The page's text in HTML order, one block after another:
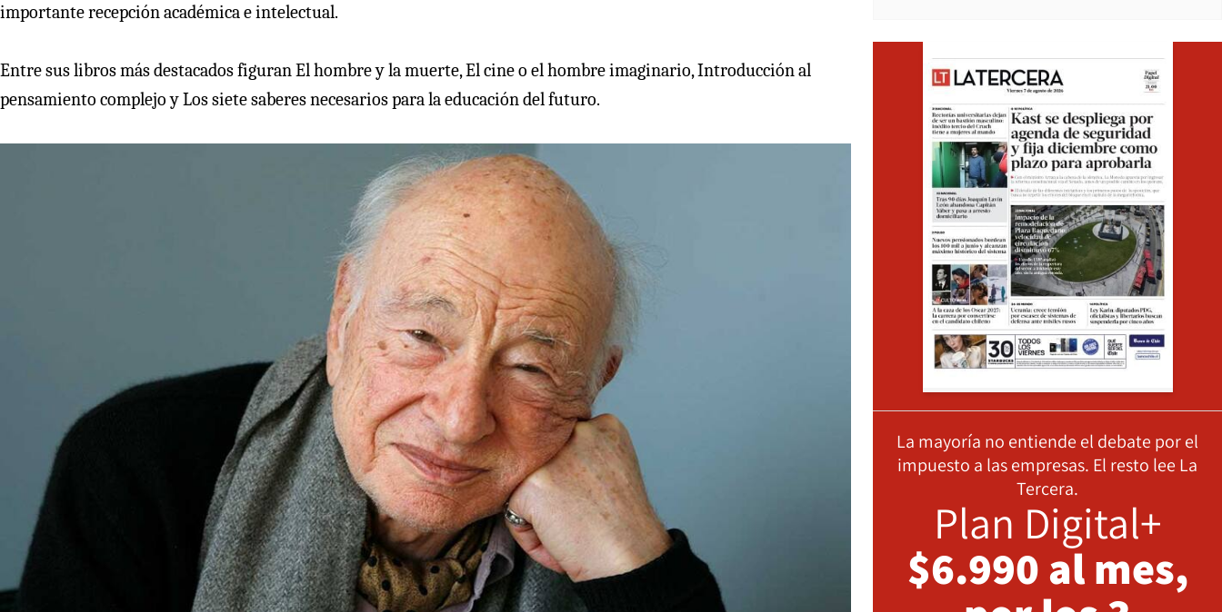
importante recepción académica e intelectual.
Entre sus libros más destacados figuran El hombre y la muerte, El cine o el hombre imaginario, Introducción al
pensamiento complejo y Los siete saberes necesarios para la educación del futuro.
La mayoría no entiende el debate por el
impuesto a las empresas. El resto lee La
Tercera.
Plan Digital+
$6.990 al mes,